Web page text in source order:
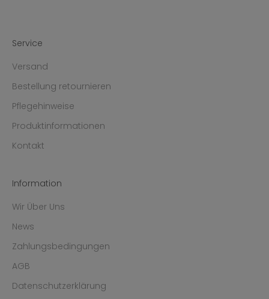
Service
Versand
Bestellung retournieren
Pflegehinweise
Produktinformationen
Kontakt
Information
Wir Über Uns
News
Zahlungsbedingungen
AGB
Datenschutzerklärung